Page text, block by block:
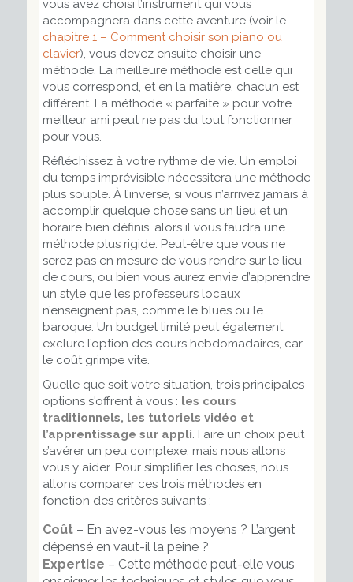
vous avez choisi l’instrument qui vous
accompagnera dans cette aventure (voir le
chapitre 1 – Comment choisir son piano ou
clavier), vous devez ensuite choisir une
méthode. La meilleure méthode est celle qui
vous correspond, et en la matière, chacun est
différent. La méthode « parfaite » pour votre
meilleur ami peut ne pas du tout fonctionner
pour vous.
Réfléchissez à votre rythme de vie. Un emploi
du temps imprévisible nécessitera une méthode
plus souple. À l’inverse, si vous n’arrivez jamais à
accomplir quelque chose sans un lieu et un
horaire bien définis, alors il vous faudra une
méthode plus rigide. Peut-être que vous ne
serez pas en mesure de vous rendre sur le lieu
de cours, ou bien vous aurez envie d’apprendre
un style que les professeurs locaux
n’enseignent pas, comme le blues ou le
baroque. Un budget limité peut également
exclure l’option des cours hebdomadaires, car
le coût grimpe vite.
Quelle que soit votre situation, trois principales
options s'offrent à vous : les cours
traditionnels, les tutoriels vidéo et
l’apprentissage sur appli. Faire un choix peut
s’avérer un peu complexe, mais nous allons
vous y aider. Pour simplifier les choses, nous
allons comparer ces trois méthodes en
fonction des critères suivants :
Coût – En avez-vous les moyens ? L’argent
dépensé en vaut-il la peine ?
Expertise – Cette méthode peut-elle vous